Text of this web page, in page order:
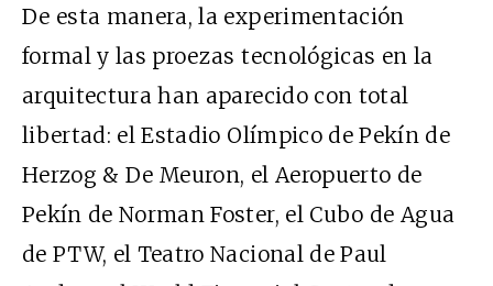
De esta manera, la experimentación
formal y las proezas tecnológicas en la
arquitectura han aparecido con total
libertad: el Estadio Olímpico de Pekín de
Herzog & De Meuron, el Aeropuerto de
Pekín de Norman Foster, el Cubo de Agua
de PTW, el Teatro Nacional de Paul